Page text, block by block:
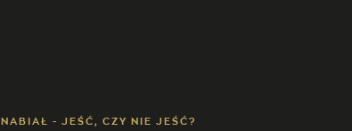
NABIAŁ - JEŚĆ, CZY NIE JEŚĆ?